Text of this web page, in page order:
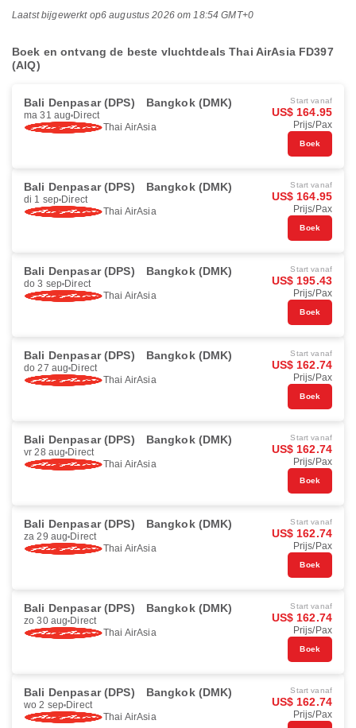
Laatst bijgewerkt op6 augustus 2026 om 18:54 GMT+0
Boek en ontvang de beste vluchtdeals Thai AirAsia FD397
(AIQ)
Bali Denpasar (DPS) Bangkok (DMK)
ma 31 aug Direct
Thai AirAsia
Start vanaf
US$ 164.95
Prijs/Pax
Boek
Bali Denpasar (DPS) Bangkok (DMK)
di 1 sep Direct
Thai AirAsia
Start vanaf
US$ 164.95
Prijs/Pax
Boek
Bali Denpasar (DPS) Bangkok (DMK)
do 3 sep Direct
Thai AirAsia
Start vanaf
US$ 195.43
Prijs/Pax
Boek
Bali Denpasar (DPS) Bangkok (DMK)
do 27 aug Direct
Thai AirAsia
Start vanaf
US$ 162.74
Prijs/Pax
Boek
Bali Denpasar (DPS) Bangkok (DMK)
vr 28 aug Direct
Thai AirAsia
Start vanaf
US$ 162.74
Prijs/Pax
Boek
Bali Denpasar (DPS) Bangkok (DMK)
za 29 aug Direct
Thai AirAsia
Start vanaf
US$ 162.74
Prijs/Pax
Boek
Bali Denpasar (DPS) Bangkok (DMK)
zo 30 aug Direct
Thai AirAsia
Start vanaf
US$ 162.74
Prijs/Pax
Boek
Bali Denpasar (DPS) Bangkok (DMK)
wo 2 sep Direct
Thai AirAsia
Start vanaf
US$ 162.74
Prijs/Pax